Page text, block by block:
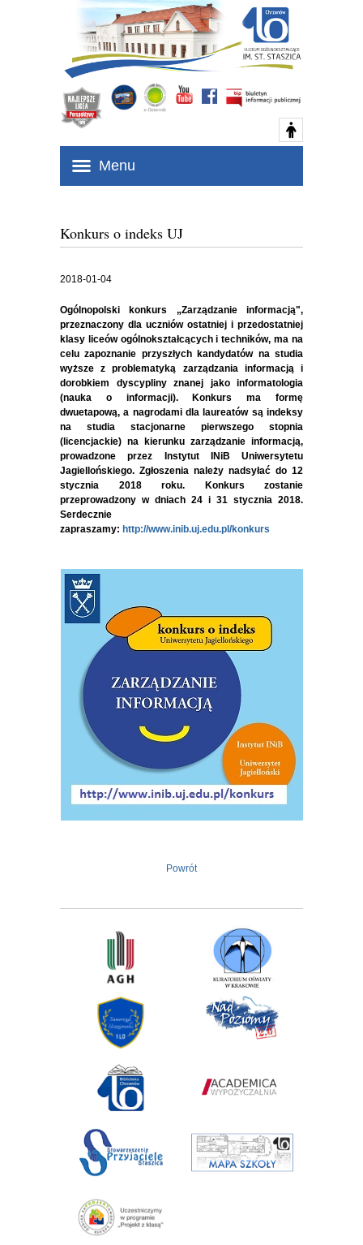
Menu
Konkurs o indeks UJ
2018-01-04
Ogólnopolski konkurs „Zarządzanie informacją",
przeznaczony dla uczniów ostatniej i przedostatniej
klasy liceów ogólnokształcących i techników, ma na
celu zapoznanie przyszłych kandydatów na studia
wyższe z problematyką zarządzania informacją i
dorobkiem dyscypliny znanej jako informatologia
(nauka o informacji). Konkurs ma formę
dwuetapową, a nagrodami dla laureatów są indeksy
na studia stacjonarne pierwszego stopnia
(licencjackie) na kierunku zarządzanie informacją,
prowadzone przez Instytut INiB Uniwersytetu
Jagiellońskiego. Zgłoszenia należy nadsyłać do 12
stycznia 2018 roku. Konkurs zostanie
przeprowadzony w dniach 24 i 31 stycznia 2018.
Serdecznie
zapraszamy: http://www.inib.uj.edu.pl/konkurs
Powrót